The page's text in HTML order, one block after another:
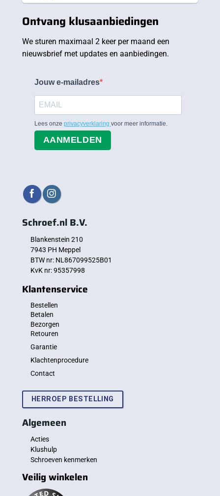
Ontvang klusaanbiedingen
We sturen maximaal 2 keer per maand een
nieuwsbrief met updates en aanbiedingen.
Jouw e-mailadres
Lees onze privacyverklaring voor meer informatie.
AANMELDEN
Schroef.nl B.V.
Blankenstein 210
7943 PH Meppel
BTW nr: NL867099525B01
KvK nr: 95357998
Klantenservice
Bestellen
Betalen
Bezorgen
Retouren
Garantie
Klachtenprocedure
Contact
HERROEP BESTELLING
Algemeen
Acties
Klushulp
Schroeven kenmerken
Veilig winkelen